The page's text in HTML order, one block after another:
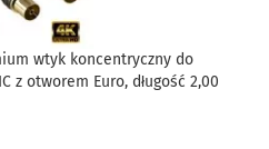
wtyk koncentryczny do
z otworem Euro, długość 2,00